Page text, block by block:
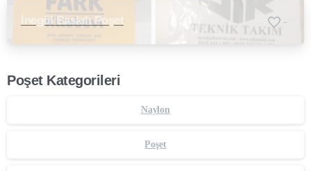
İnegöl Baskılı Poşet -
Poşet Kategorileri
Naylon
Poşet